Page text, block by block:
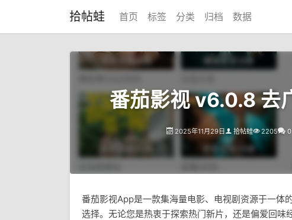
拾帖蛙 首页 标签 分类 归档 数据
番茄影视 v6.0.8 去
2025年11月29日 拾帖蛙 2205
番茄影视App是一款集海量电影、电视剧资源于一体
选择。无论您是热衷于探索热门新片，还是偏爱回味